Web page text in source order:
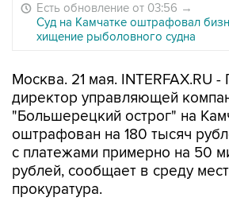
Есть обновление от 03:56 →
Суд на Камчатке оштрафовал
хищение рыболовного судна
Москва. 21 мая. INTERFAX.RU
директор управляющей
"Большерецкий острог" на
оштрафован на 180 тысяч
с платежами примерно на 50
рублей, сообщает в среду
прокуратура.